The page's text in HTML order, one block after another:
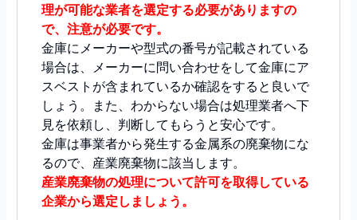
理が可能な業者を選定する必要がありますの
で、注意が必要です。
金庫にメーカーや型式の番号が記載されている
場合は、メーカーに問い合わせをして金庫にア
スベストが含まれているか確認をすると良いで
しょう。また、わからない場合は処理業者へ下
見を依頼し、判断してもらうと安心です。
金庫は事業者から発生する金属系の廃棄物にな
るので、産業廃棄物に該当します。
産業廃棄物の処理について許可を取得している
企業から選定しましょう。